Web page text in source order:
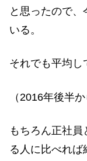
と思ったので
いる。
それでも平均し
（2016年後半か
もちろん正社
る人に比べれ